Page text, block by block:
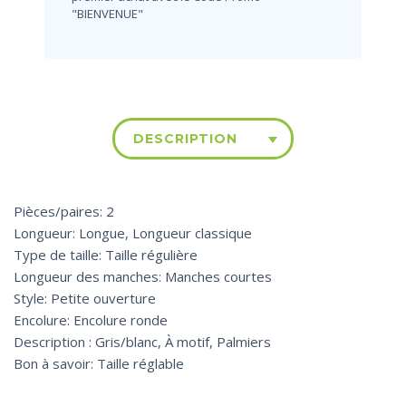
"BIENVENUE"
DESCRIPTION
Pièces/paires: 2
Longueur: Longue, Longueur classique
Type de taille: Taille régulière
Longueur des manches: Manches courtes
Style: Petite ouverture
Encolure: Encolure ronde
Description : Gris/blanc, À motif, Palmiers
Bon à savoir: Taille réglable